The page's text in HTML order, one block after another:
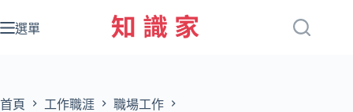
至
容
選單
首頁 工作職涯
職場工作